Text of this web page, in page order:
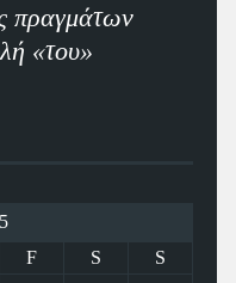
πραγμάτων
«του»
F S
S